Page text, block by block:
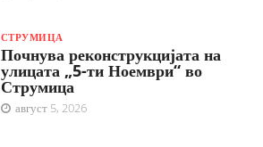
СТРУМИЦА
Почнува реконструкцијата на
улицата „5-ти Ноември“ во
Струмица
август 5, 2026